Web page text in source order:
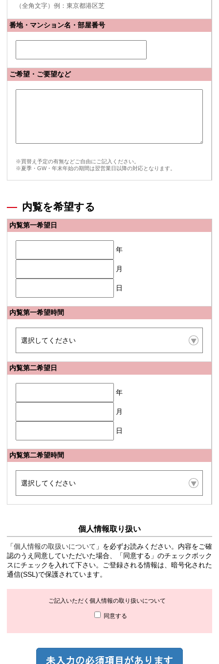
（全角文字）例：東京都港区芝
番地・マンション名・部屋番号
ご希望・ご要望など
※買替え予定の有無などご自由にご記入ください。
※夏季・GW・年末年始の期間は翌営業日以降の対応となります。
内覧を希望する
内覧第一希望日
年
月
日
内覧第一希望時間
内覧第二希望日
年
月
日
内覧第二希望時間
個人情報取り扱い
「個人情報の取扱いについて 」を必ずお読みください。内容をご確
認のうえ同意していただいた場合、「同意する」のチェックボック
スにチェックを入れて下さい。ご登録される情報は、暗号化された
通信(SSL)で保護されています。
ご記入いただく個人情報の取り扱いについて
同意する